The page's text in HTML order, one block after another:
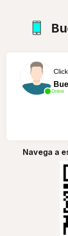
Online
Navega a